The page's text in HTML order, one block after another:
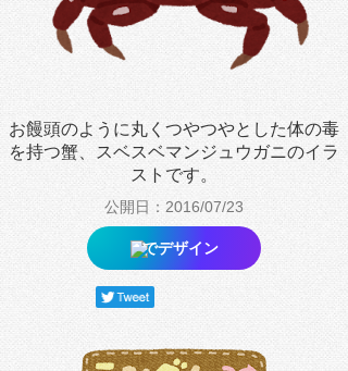
お饅頭のように丸くつやつやとした体の毒
を持つ蟹、スベスベマンジュウガニのイラ
ストです。
公開日：2016/07/23
でデザイン